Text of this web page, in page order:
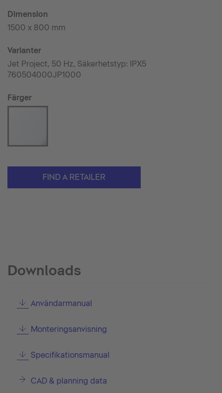
Dimension
1500 x 800 mm
Varianter
Jet Project, 50 Hz, Säkerhetstyp: IPX5
760504000JP1000
Färger
FIND A RETAILER
Downloads
Användarmanual
Monteringsanvisning
Specifikationsmanual
CAD & planning data